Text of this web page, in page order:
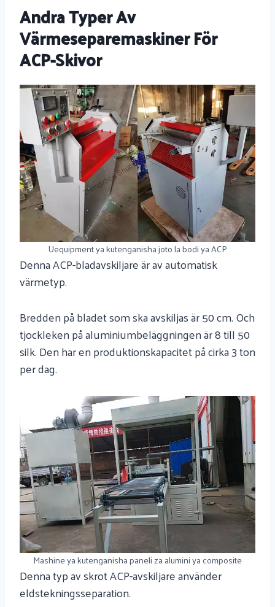
Andra Typer Av
Värmeseparemaskiner För
ACP-Skivor
Uequipment ya kutenganisha joto la bodi ya ACP
Denna ACP-bladavskiljare är av automatisk
värmetyp.
Bredden på bladet som ska avskiljas är 50 cm. Och
tjockleken på aluminiumbeläggningen är 8 till 50
silk. Den har en produktionskapacitet på cirka 3 ton
per dag.
Mashine ya kutenganisha paneli za alumini ya composite
Denna typ av skrot ACP-avskiljare använder
eldstekningsseparation.